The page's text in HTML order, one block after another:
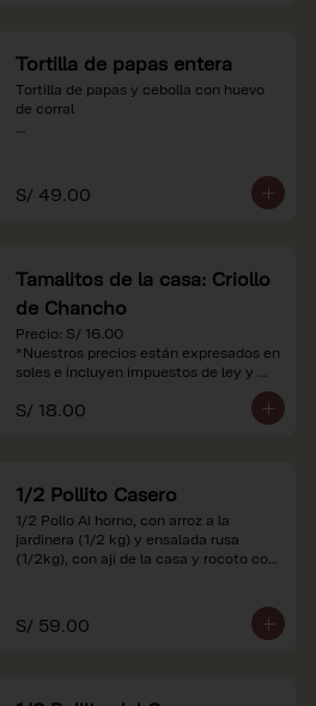
Tortilla de papas entera
Tortilla de papas y cebolla con huevo
de corral
S/ 49.00
Tamalitos de la casa: Criollo
de Chancho
Precio: S/ 16.00
*Nuestros precios están expresados en
soles e incluyen impuestos de ley y
S/ 18.00
1/2 Pollito Casero
1/2 Pollo Al horno, con arroz a la
jardinera (1/2 kg) y ensalada rusa
(1/2kg), con aji de la casa y rocoto con
*Nuestros precios están expresados en
soles e incluyen impuestos de ley y
S/ 59.00